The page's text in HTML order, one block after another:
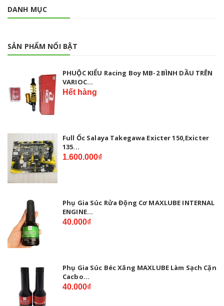
DANH MỤC
SẢN PHẨM NỔI BẬT
PHUỘC KIỂU Racing Boy MB-2 BÌNH DẦU TRÊN
VARIOC...
Hết hàng
Full Ốc Salaya Takegawa Exicter 150,Exicter
135...
1.600.000₫
Phụ Gia Súc Rửa Động Cơ MAXLUBE INTERNAL
ENGINE...
40.000₫
Phụ Gia Súc Béc Xăng MAXLUBE Làm Sạch Cặn
Cacbo...
40.000₫